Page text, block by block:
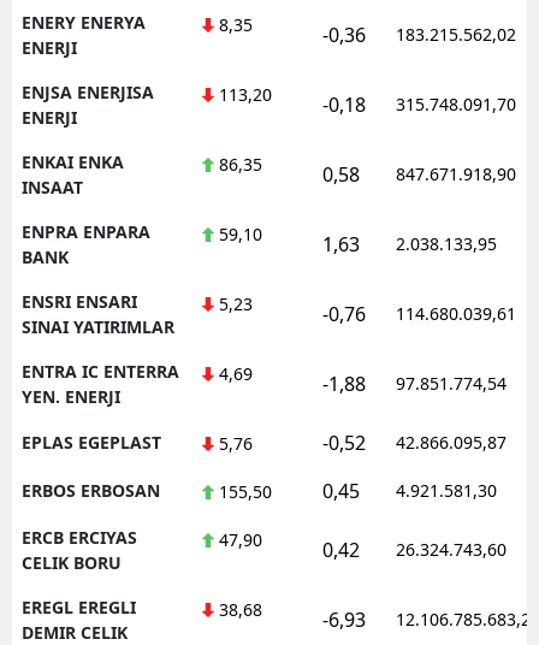
ENERY ENERYA
ENERJI
8,35 -0,36 183.215.562,02
ENJSA ENERJISA
ENERJI
113,20 -0,18 315.748.091,70
ENKAI ENKA
INSAAT
86,35 0,58 847.671.918,90
ENPRA ENPARA
BANK
59,10 1,63 2.038.133,95
ENSRI ENSARI
SINAI YATIRIMLAR
5,23 -0,76 114.680.039,61
ENTRA IC ENTERRA
YEN. ENERJI
4,69 -1,88 97.851.774,54
EPLAS EGEPLAST 5,76 -0,52 42.866.095,87
ERBOS ERBOSAN 155,50 0,45 4.921.581,30
ERCB ERCIYAS
CELIK BORU
47,90 0,42 26.324.743,60
EREGL EREGLI
DEMIR CELIK
38,68 -6,93 12.106.785.683,20